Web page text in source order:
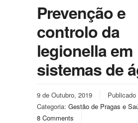
Prevenção e
controlo da
legionella em
sistemas de
9 de Outubro, 2019 Publicado
Categoria: Gestão de Pragas e
8 Comments